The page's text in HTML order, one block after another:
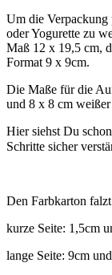
Um die Verpackung
oder Yogurette zu
Maß 12 x 19,5 cm,
Format 9 x 9cm.
Die Maße für die
und 8 x 8 cm
Hier siehst Du
Schritte sicher
Den Farbkarton
kurze Seite: 1,5cm
lange Seite: 9cm